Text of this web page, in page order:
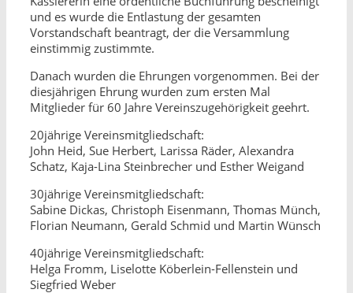
und es wurde die Entlastung der gesamten
Vorstandschaft beantragt, der die Versammlung
einstimmig zustimmte.
Danach wurden die Ehrungen vorgenommen. Bei der
diesjährigen Ehrung wurden zum ersten Mal
Mitglieder für 60 Jahre Vereinszugehörigkeit geehrt.
20jährige Vereinsmitgliedschaft:
John Heid, Sue Herbert, Larissa Räder, Alexandra
Schatz, Kaja-Lina Steinbrecher und Esther Weigand
30jährige Vereinsmitgliedschaft:
Sabine Dickas, Christoph Eisenmann, Thomas Münch,
Florian Neumann, Gerald Schmid und Martin Wünsch
40jährige Vereinsmitgliedschaft:
Helga Fromm, Liselotte Köberlein-Fellenstein und
Siegfried Weber